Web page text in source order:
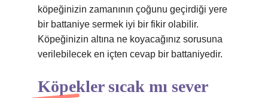
köpeğinizin zamanının çoğunu geçirdiği yere
bir battaniye sermek iyi bir fikir olabilir.
Köpeğinizin altına ne koyacağınız sorusuna
verilebilecek en içten cevap bir battaniyedir.
Köpekler sıcak mı sever